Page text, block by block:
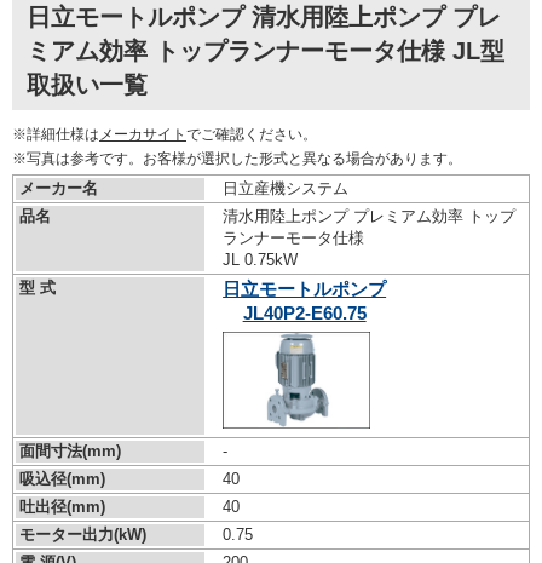
日立モートルポンプ 清水用陸上ポンプ プレ
ミアム効率 トップランナーモータ仕様 JL型
取扱い一覧
※詳細仕様は メーカサイト でご確認ください。
※写真は参考です。お客様が選択した形式と異なる場合があります。
メーカー名
日立産機システム
品名
清水用陸上ポンプ プレミアム効率 トップ
ランナーモータ仕様
JL 0.75kW
型 式
日立モートルポンプ
JL40P2-E60.75
面間寸法(mm)
-
吸込径(mm)
40
吐出径(mm)
40
モーター出力(kW)
0.75